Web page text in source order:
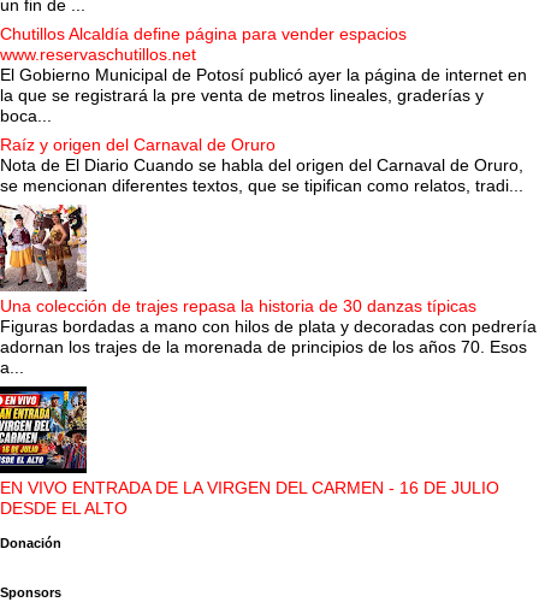
un fin de ...
Chutillos Alcaldía define página para vender espacios
www.reservaschutillos.net
El Gobierno Municipal de Potosí publicó ayer la página de internet en
la que se registrará la pre venta de metros lineales, graderías y
boca...
Raíz y origen del Carnaval de Oruro
Nota de El Diario Cuando se habla del origen del Carnaval de Oruro,
se mencionan diferentes textos, que se tipifican como relatos, tradi...
Una colección de trajes repasa la historia de 30 danzas típicas
Figuras bordadas a mano con hilos de plata y decoradas con pedrería
adornan los trajes de la morenada de principios de los años 70. Esos
a...
EN VIVO ENTRADA DE LA VIRGEN DEL CARMEN - 16 DE JULIO
DESDE EL ALTO
Donación
Sponsors